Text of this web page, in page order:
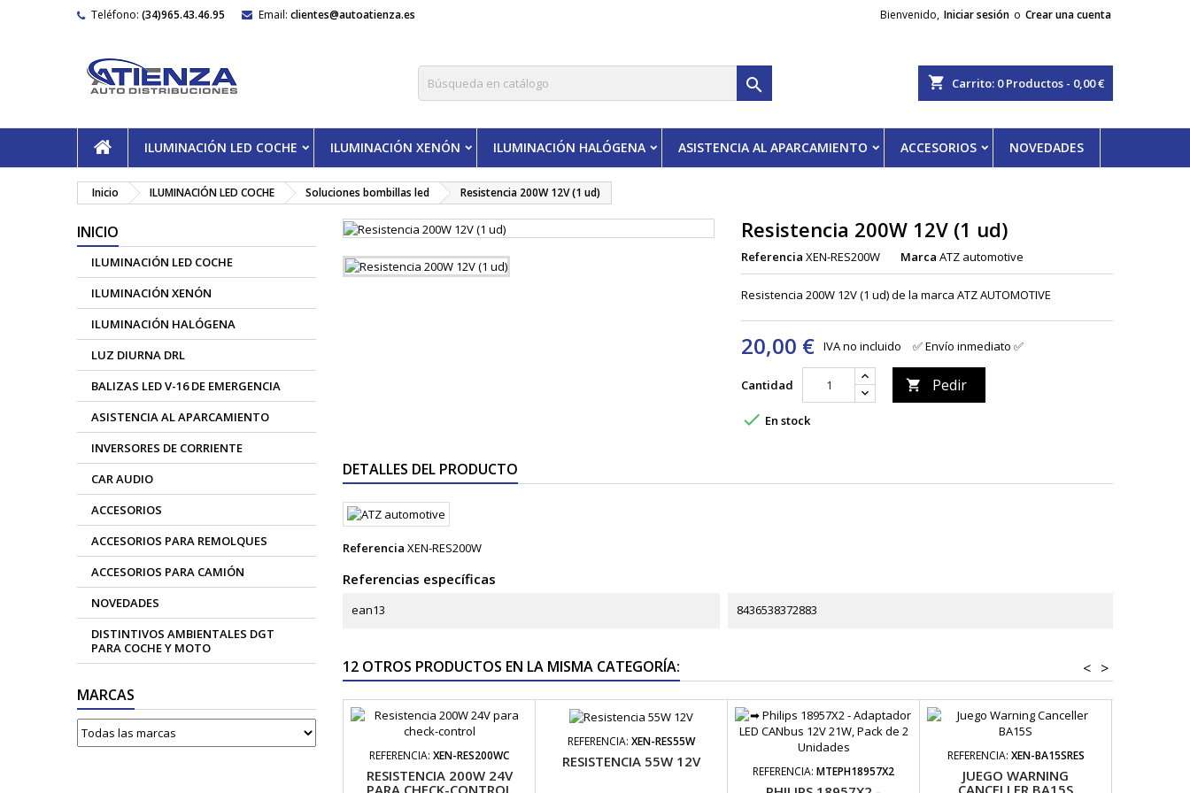
Teléfono: (34)965.43.46.95 Email: clientes@autoatienza.es Bienvenido, Iniciar sesión o Crear una cuenta
shopping_cart Carrito: 0Productos - 0,00 €

ILUMINACIÓN LED COCHE ILUMINACIÓN XENÓN ILUMINACIÓN HALÓGENA ASISTENCIA AL APARCAMIENTO ACCESORIOS NOVEDADES
Inicio ILUMINACIÓN LED COCHE Soluciones bombillas led Resistencia 200W 12V (1 ud)
INICIO
ILUMINACIÓN LED COCHE
ILUMINACIÓN XENÓN
ILUMINACIÓN HALÓGENA
LUZ DIURNA DRL
BALIZAS LED V-16 DE EMERGENCIA
ASISTENCIA AL APARCAMIENTO
INVERSORES DE CORRIENTE
CAR AUDIO
ACCESORIOS
ACCESORIOS PARA REMOLQUES
ACCESORIOS PARA CAMIÓN
NOVEDADES
DISTINTIVOS AMBIENTALES DGT
PARA COCHE Y MOTO
MARCAS
Resistencia 200W 12V (1 ud)
Referencia XEN-RES200W Marca ATZ automotive
Resistencia 200W 12V (1 ud) de la marca ATZ AUTOMOTIVE
20,00 € IVA no incluido ✅ Envío inmediato ✅
Cantidad  Pedir
 En stock
DETALLES DEL PRODUCTO
Referencia XEN-RES200W
Referencias específicas
ean13 8436538372883
12 OTROS PRODUCTOS EN LA MISMA CATEGORÍA: >
<
REFERENCIA: XEN-RES200WC
RESISTENCIA 200W 24V
PARA CHECK-CONTROL
REFERENCIA: XEN-RES55W
RESISTENCIA 55W 12V
REFERENCIA: MTEPH18957X2
REFERENCIA: XEN-BA15SRES
JUEGO WARNING
CANCELLER BA15S